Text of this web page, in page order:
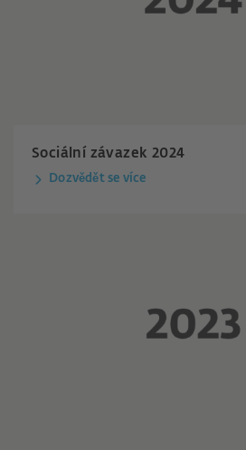
Sociální závazek 2024
Dozvědět se více